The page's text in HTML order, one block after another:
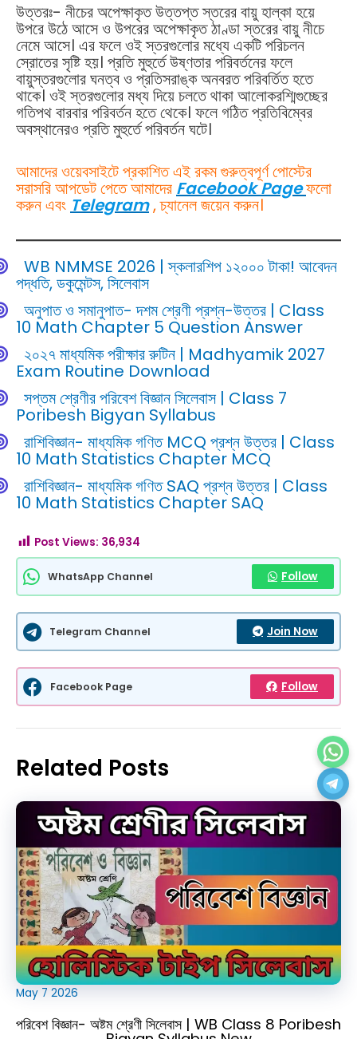
উত্তরঃ- নীচের অপেক্ষাকৃত উত্তপ্ত স্তরের বায়ু হাল্কা হয়ে
উপরে উঠে আসে ও উপরের অপেক্ষাকৃত ঠাণ্ডা স্তরের বায়ু নীচে
নেমে আসে। এর ফলে ওই স্তরগুলোর মধ্যে একটি পরিচলন
স্রোতের সৃষ্টি হয়। প্রতি মুহুর্তে উষ্ণতার পরিবর্তনের ফলে
বায়ুস্তরগুলোর ঘনত্ব ও প্রতিসরাঙ্ক অনবরত পরিবর্তিত হতে
থাকে। ওই স্তরগুলোর মধ্য দিয়ে চলতে থাকা আলোকরশ্মিগুচ্ছের
গতিপথ বারবার পরিবর্তন হতে থেকে। ফলে গঠিত প্রতিবিম্বের
অবস্থানেরও প্রতি মুহুর্তে পরিবর্তন ঘটে।
আমাদের ওয়েবসাইটে প্রকাশিত এই রকম গুরুত্বপূর্ণ পোস্টের
সরাসরি আপডেট পেতে আমাদের Facebook Pageফলো
করুন এবং Telegram, চ্যানেল জয়েন করুন।
WB NMMSE 2026 | স্কলারশিপ ১২০০০ টাকা! আবেদন
পদ্ধতি, ডকুমেন্টস, সিলেবাস
অনুপাত ও সমানুপাত- দশম শ্রেণী প্রশ্ন-উত্তর | Class
10 Math Chapter 5 Question Answer
২০২৭ মাধ্যমিক পরীক্ষার রুটিন | Madhyamik 2027
Exam Routine Download
সপ্তম শ্রেণীর পরিবেশ বিজ্ঞান সিলেবাস | Class 7
Poribesh Bigyan Syllabus
রাশিবিজ্ঞান- মাধ্যমিক গণিত MCQ প্রশ্ন উত্তর | Class
10 Math Statistics Chapter MCQ
রাশিবিজ্ঞান- মাধ্যমিক গণিত SAQ প্রশ্ন উত্তর | Class
10 Math Statistics Chapter SAQ
Post Views: 36,934
WhatsApp Channel Follow
Telegram Channel Join Now
Facebook Page Follow
Related Posts
May 7 2026
পরিবেশ বিজ্ঞান- অষ্টম শ্রেণী সিলেবাস | WB Class 8 Poribesh